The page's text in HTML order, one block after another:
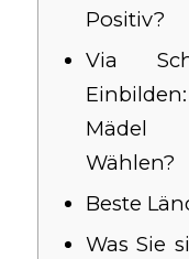
Positiv?
Via
Mädel
Wählen?
Beste
Was Sie